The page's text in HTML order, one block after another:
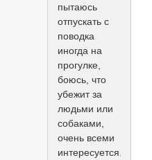
пытаюсь
отпускать с
поводка
иногда на
прогулке,
боюсь, что
убежит за
людьми или
собаками,
очень всеми
интересуется.